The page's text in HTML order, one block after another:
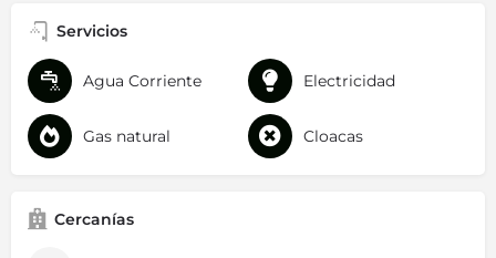
Servicios
Agua Corriente Electricidad
Gas natural Cloacas
Cercanías